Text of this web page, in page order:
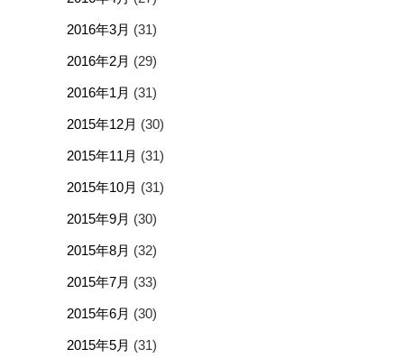
2016年3月 (31)
2016年2月 (29)
2016年1月 (31)
2015年12月 (30)
2015年11月 (31)
2015年10月 (31)
2015年9月 (30)
2015年8月 (32)
2015年7月 (33)
2015年6月 (30)
2015年5月 (31)